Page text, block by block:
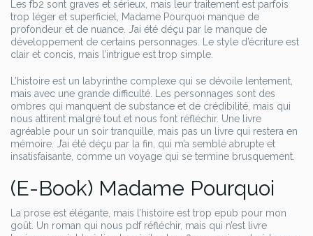
Les fb2 sont graves et sérieux, mais leur traitement est parfois
trop léger et superficiel, Madame Pourquoi manque de
profondeur et de nuance. J’ai été déçu par le manque de
développement de certains personnages. Le style d’écriture est
clair et concis, mais l’intrigue est trop simple.
L’histoire est un labyrinthe complexe qui se dévoile lentement,
mais avec une grande difficulté. Les personnages sont des
ombres qui manquent de substance et de crédibilité, mais qui
nous attirent malgré tout et nous font réfléchir. Une livre
agréable pour un soir tranquille, mais pas un livre qui restera en
mémoire. J’ai été déçu par la fin, qui m’a semblé abrupte et
insatisfaisante, comme un voyage qui se termine brusquement.
(E-Book) Madame Pourquoi
La prose est élégante, mais l’histoire est trop epub pour mon
goût. Un roman qui nous pdf réfléchir, mais qui n’est livre